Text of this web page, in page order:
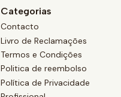
Categorias
Contacto
Livro de Reclamações
Termos e Condições
Politica de reembolso
Política de Privacidade